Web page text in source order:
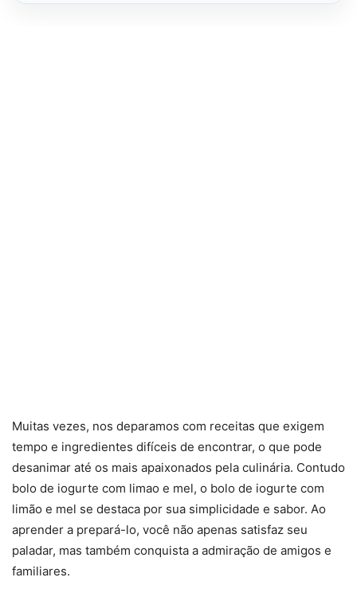
Muitas vezes, nos deparamos com receitas que exigem
tempo e ingredientes difíceis de encontrar, o que pode
desanimar até os mais apaixonados pela culinária. Contudo
bolo de iogurte com limao e mel, o bolo de iogurte com
limão e mel se destaca por sua simplicidade e sabor. Ao
aprender a prepará-lo, você não apenas satisfaz seu
paladar, mas também conquista a admiração de amigos e
familiares.